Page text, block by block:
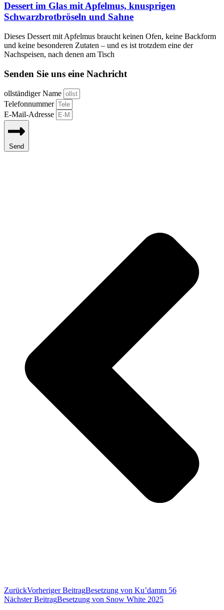
Dessert im Glas mit Apfelmus, knusprigen
Schwarzbrotbröseln und Sahne
Dieses Dessert mit Apfelmus braucht keinen Ofen, keine Backform
und keine besonderen Zutaten – und es ist trotzdem eine der
Nachspeisen, nach denen am Tisch
Senden Sie uns eine Nachricht
ollständiger Name
Telefonnummer
E-Mail-Adresse
Send
ZurückVorheriger BeitragBesetzung von Ku’damm 56
Nächster BeitragBesetzung von Snow White 2025